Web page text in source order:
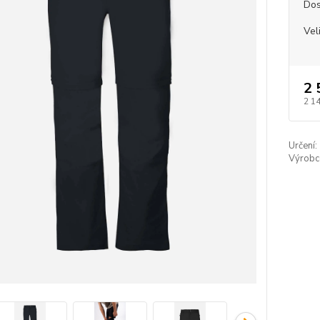
2
2
Určení: